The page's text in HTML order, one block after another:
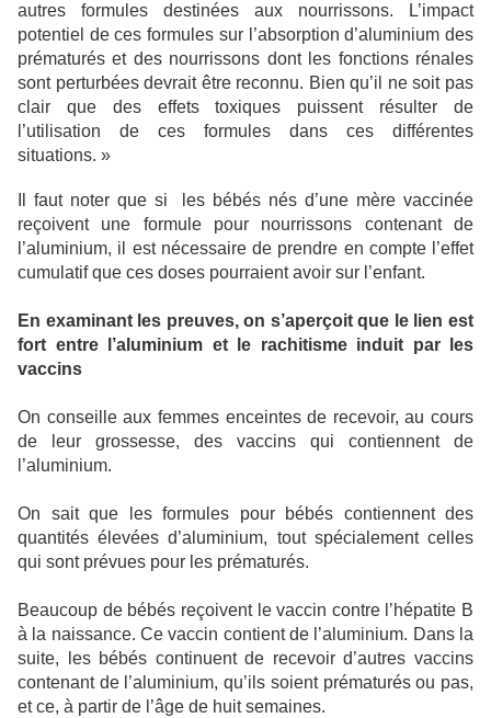
autres formules destinées aux nourrissons. L’impact
potentiel de ces formules sur l’absorption d’aluminium des
prématurés et des nourrissons dont les fonctions rénales
sont perturbées devrait être reconnu. Bien qu’il ne soit pas
clair que des effets toxiques puissent résulter de
l’utilisation de ces formules dans ces différentes
situations. »
Il faut noter que si les bébés nés d’une mère vaccinée
reçoivent une formule pour nourrissons contenant de
l’aluminium, il est nécessaire de prendre en compte l’effet
cumulatif que ces doses pourraient avoir sur l’enfant.
En examinant les preuves, on s’aperçoit que le lien est
fort entre l’aluminium et le rachitisme induit par les
vaccins
On conseille aux femmes enceintes de recevoir, au cours
de leur grossesse, des vaccins qui contiennent de
l’aluminium.
On sait que les formules pour bébés contiennent des
quantités élevées d’aluminium, tout spécialement celles
qui sont prévues pour les prématurés.
Beaucoup de bébés reçoivent le vaccin contre l’hépatite B
à la naissance. Ce vaccin contient de l’aluminium. Dans la
suite, les bébés continuent de recevoir d’autres vaccins
contenant de l’aluminium, qu’ils soient prématurés ou pas,
et ce, à partir de l’âge de huit semaines.